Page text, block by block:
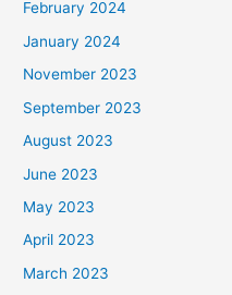
February 2024
January 2024
November 2023
September 2023
August 2023
June 2023
May 2023
April 2023
March 2023